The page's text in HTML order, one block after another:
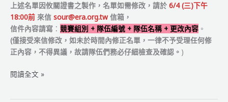
上述名單因攸關證書之製作，名單如需修改，請於 6/4 (三)下午
18:00前 來信 sour@era.org.tw 信箱，
信件內容請寫 ： 競賽組別 + 隊伍編號 + 隊伍名稱 + 更改內容 。
(僅接受來信修改，如未於時間內修正名單，一律不予受理任何修
正內容，不得異議，故請隊伍們務必仔細檢查及確認。 )
2025
國
閱讀全文 »